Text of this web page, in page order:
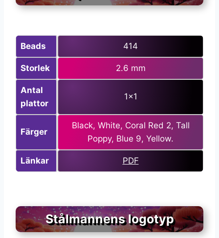
Beads 414
Storlek 2.6 mm
Antal
plattor
1×1
Färger
Black, White, Coral Red 2, Tall
Poppy, Blue 9, Yellow.
Länkar PDF
Stålmannens logotyp